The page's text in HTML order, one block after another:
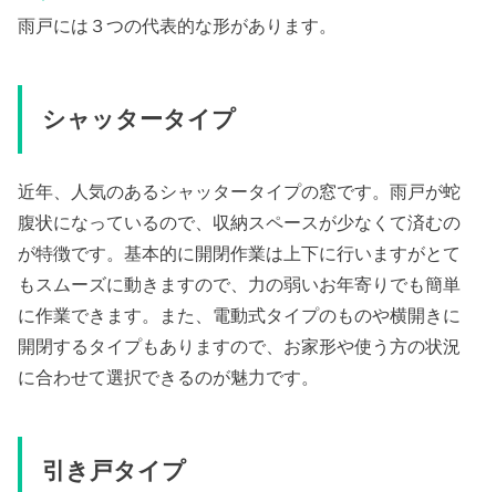
雨戸には３つの代表的な形があります。
シャッタータイプ
近年、人気のあるシャッタータイプの窓です。雨戸が蛇
腹状になっているので、収納スペースが少なくて済むの
が特徴です。基本的に開閉作業は上下に行いますがとて
もスムーズに動きますので、力の弱いお年寄りでも簡単
に作業できます。また、電動式タイプのものや横開きに
開閉するタイプもありますので、お家形や使う方の状況
に合わせて選択できるのが魅力です。
引き戸タイプ